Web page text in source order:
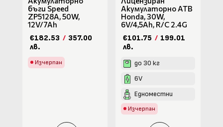
бъги Speed
ZP5128A, 50W,
12V/7Ah
€182.53 / 357.00
лв.
Изчерпан
Акумулаторно АТВ
Honda, 30W,
6V/4,5Ah, R/C 2.4G
€101.75 / 199.01
лв.
до 30 кг
6V
Едноместни
Изчерпан